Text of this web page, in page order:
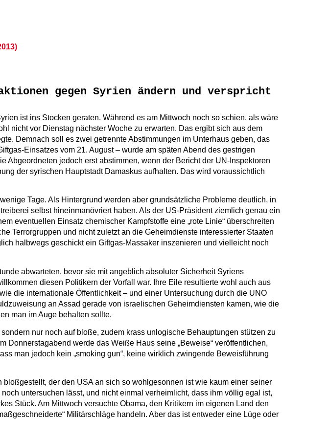
gegen Syrien ändern und verspricht
ist ins Stocken geraten. Während es am Mittwoch noch so schien, als wäre
nicht vor Dienstag nächster Woche zu erwarten. Das ergibt sich aus dem
Demnach soll es zwei getrennte Abstimmungen im Unterhaus geben, das
Einsatzes vom 21. August – wurde am späten Abend des gestrigen
jedoch erst abstimmen, wenn der Bericht der UN-Inspektoren
der syrischen Hauptstadt Damaskus aufhalten. Das wird voraussichtlich
Tage. Als Hintergrund werden aber grundsätzliche Probleme deutlich, in
selbst hineinmanövriert haben. Als der US-Präsident ziemlich genau ein
eventuellen Einsatz chemischer Kampfstoffe eine „rote Linie“ überschreiten
Terrorgruppen und nicht zuletzt an die Geheimdienste interessierter Staaten
halbwegs geschickt ein Giftgas-Massaker inszenieren und vielleicht noch
abwarteten, bevor sie mit angeblich absoluter Sicherheit Syriens
diesen Politikern der Vorfall war. Ihre Eile resultierte wohl auch aus
die internationale Öffentlichkeit – und einer Untersuchung durch die UNO
an Assad gerade von israelischen Geheimdiensten kamen, wie die
man im Auge behalten sollte.
nur noch auf bloße, zudem krass unlogische Behauptungen stützen zu
werde das Weiße Haus seine „Beweise“ veröffentlichen,
man jedoch kein „smoking gun“, keine wirklich zwingende Beweisführung
der den USA an sich so wohlgesonnen ist wie kaum einer seiner
untersuchen lässt, und nicht einmal verheimlicht, dass ihm völlig egal ist,
Stück. Am Mittwoch versuchte Obama, den Kritikern im eigenen Land den
Militärschläge handeln. Aber das ist entweder eine Lüge oder